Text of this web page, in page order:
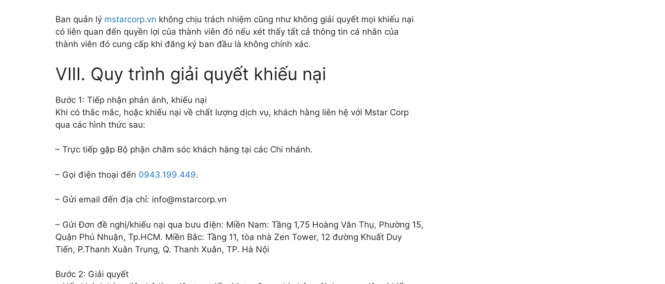
Ban quản lý mstarcorp.vn không chịu trách nhiệm cũng như không giải quyết mọi khiếu nại
có liên quan đến quyền lợi của thành viên đó nếu xét thấy tất cả thông tin cá nhân của
thành viên đó cung cấp khi đăng ký ban đầu là không chính xác.
VIII. Quy trình giải quyết khiếu nại
Bước 1: Tiếp nhận phản ánh, khiếu nại
Khi có thắc mắc, hoặc khiếu nại về chất lượng dịch vụ, khách hàng liên hệ với Mstar Corp
qua các hình thức sau:
– Trực tiếp gặp Bộ phận chăm sóc khách hàng tại các Chi nhánh.
– Gọi điện thoại đến 0943.199.449.
– Gửi email đến địa chỉ: info@mstarcorp.vn
– Gửi Đơn đề nghị/khiếu nại qua bưu điện: Miền Nam: Tầng 1,75 Hoàng Văn Thụ, Phường 15,
Quận Phú Nhuận, Tp.HCM. Miền Bắc: Tầng 11, tòa nhà Zen Tower, 12 đường Khuất Duy
Tiến, P.Thanh Xuân Trung, Q. Thanh Xuân, TP. Hà Nội
Bước 2: Giải quyết